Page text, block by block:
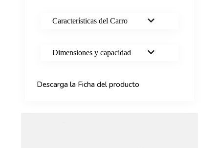
Características del Carro
Dimensiones y capacidad
Descarga la Ficha del producto